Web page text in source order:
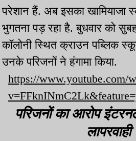
परेशान हैं. अब इसका खामियाजा
भुगतना पड़ रहा है. बुधवार को
कॉलोनी स्थित क्राउन पब्लिक
उनके परिजनों ने हंगामा किया.
https://www.youtube.com/
परिजनों का आरोप
लापरवाही